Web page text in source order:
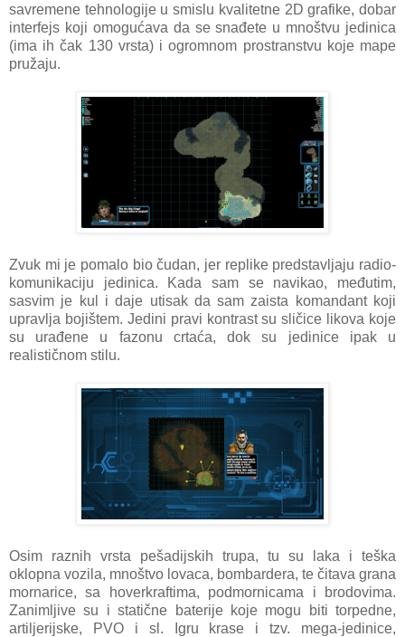
savremene tehnologije u smislu kvalitetne 2D grafike, dobar
interfejs koji omogućava da se snađete u mnoštvu jedinica
(ima ih čak 130 vrsta) i ogromnom prostranstvu koje mape
pružaju.
Zvuk mi je pomalo bio čudan, jer replike predstavljaju radio-
komunikaciju jedinica. Kada sam se navikao, međutim,
sasvim je kul i daje utisak da sam zaista komandant koji
upravlja bojištem. Jedini pravi kontrast su sličice likova koje
su urađene u fazonu crtaća, dok su jedinice ipak u
realističnom stilu.
Osim raznih vrsta pešadijskih trupa, tu su laka i teška
oklopna vozila, mnoštvo lovaca, bombardera, te čitava grana
mornarice, sa hoverkraftima, podmornicama i brodovima.
Zanimljive su i statične baterije koje mogu biti torpedne,
artiljerijske, PVO i sl. Igru krase i tzv. mega-jedinice,